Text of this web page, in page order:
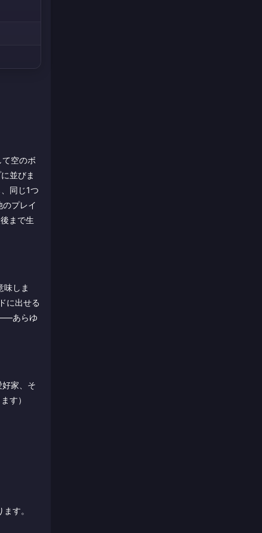
空のボ
並びま
同じ1つ
プレイ
まで生
味しま
に出せる
あらゆ
家、そ
す）
す。